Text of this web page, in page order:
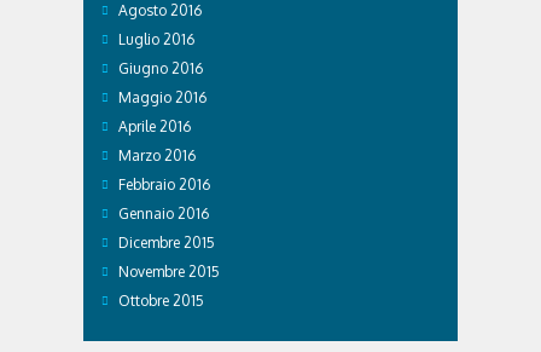
Agosto 2016
Luglio 2016
Giugno 2016
Maggio 2016
Aprile 2016
Marzo 2016
Febbraio 2016
Gennaio 2016
Dicembre 2015
Novembre 2015
Ottobre 2015